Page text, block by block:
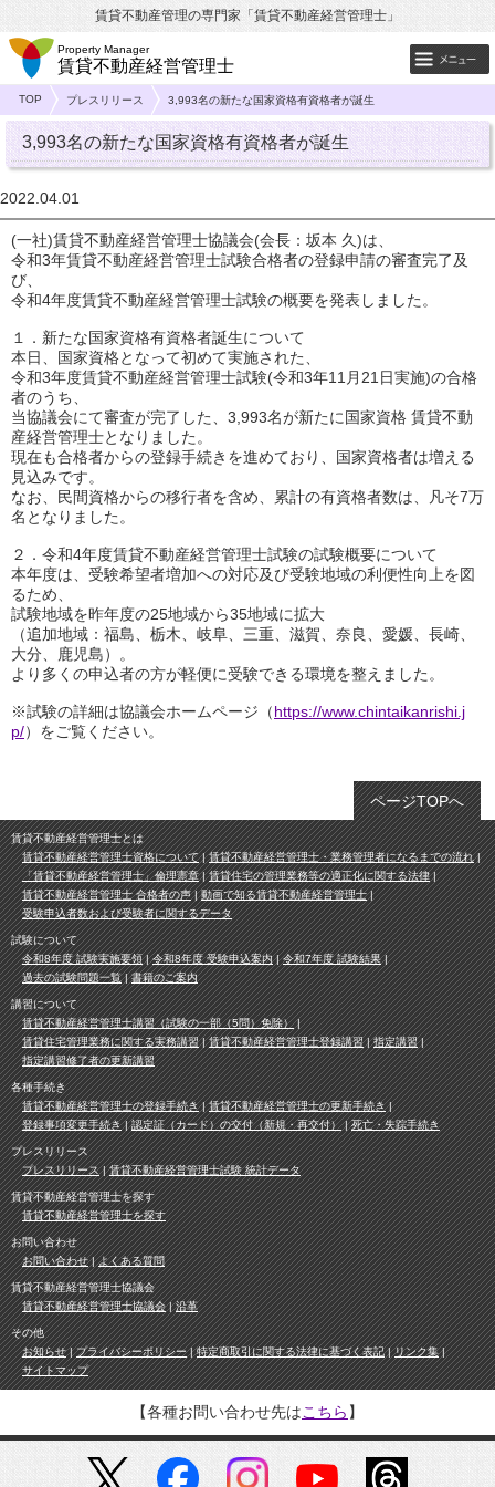
賃貸不動産管理の専門家「賃貸不動産経営管理士」
Property Manager
賃貸不動産経営管理士
TOP プレスリリース 3,993名の新たな国家資格有資格者が誕生
3,993名の新たな国家資格有資格者が誕生
2022.04.01
(一社)賃貸不動産経営管理士協議会(会長：坂本 久)は、
令和3年賃貸不動産経営管理士試験合格者の登録申請の審査完了及
び、
令和4年度賃貸不動産経営管理士試験の概要を発表しました。
１．新たな国家資格有資格者誕生について
本日、国家資格となって初めて実施された、
令和3年度賃貸不動産経営管理士試験(令和3年11月21日実施)の合格
者のうち、
当協議会にて審査が完了した、3,993名が新たに国家資格 賃貸不動
産経営管理士となりました。
現在も合格者からの登録手続きを進めており、国家資格者は増える
見込みです。
なお、民間資格からの移行者を含め、累計の有資格者数は、凡そ7万
名となりました。
２．令和4年度賃貸不動産経営管理士試験の試験概要について
本年度は、受験希望者増加への対応及び受験地域の利便性向上を図
るため、
試験地域を昨年度の25地域から35地域に拡大
（追加地域：福島、栃木、岐阜、三重、滋賀、奈良、愛媛、長崎、
大分、鹿児島）。
より多くの申込者の方が軽便に受験できる環境を整えました。
※試験の詳細は協議会ホームページ（https://www.chintaikanrishi.j
p/）をご覧ください。
ページTOPへ
賃貸不動産経営管理士とは
賃貸不動産経営管理士資格について
賃貸不動産経営管理士・業務管理者になるまでの流れ
「賃貸不動産経営管理士」倫理憲章
賃貸住宅の管理業務等の適正化に関する法律
賃貸不動産経営管理士 合格者の声
動画で知る賃貸不動産経営管理士
受験申込者数および受験者に関するデータ
試験について
令和8年度 試験実施要領
令和8年度 受験申込案内
令和7年度 試験結果
過去の試験問題一覧
書籍のご案内
講習について
賃貸不動産経営管理士講習（試験の一部（5問）免除）
賃貸住宅管理業務に関する実務講習
賃貸不動産経営管理士登録講習
指定講習
指定講習修了者の更新講習
各種手続き
賃貸不動産経営管理士の登録手続き
賃貸不動産経営管理士の更新手続き
登録事項変更手続き
認定証（カード）の交付（新規・再交付） 死亡・失踪手続き
プレスリリース
プレスリリース
賃貸不動産経営管理士試験 統計データ
賃貸不動産経営管理士を探す
賃貸不動産経営管理士を探す
お問い合わせ
お問い合わせ
よくある質問
賃貸不動産経営管理士協議会
賃貸不動産経営管理士協議会
沿革
その他
お知らせ
プライバシーポリシー 特定商取引に関する法律に基づく表記
リンク集
サイトマップ
【各種お問い合わせ先はこちら 】